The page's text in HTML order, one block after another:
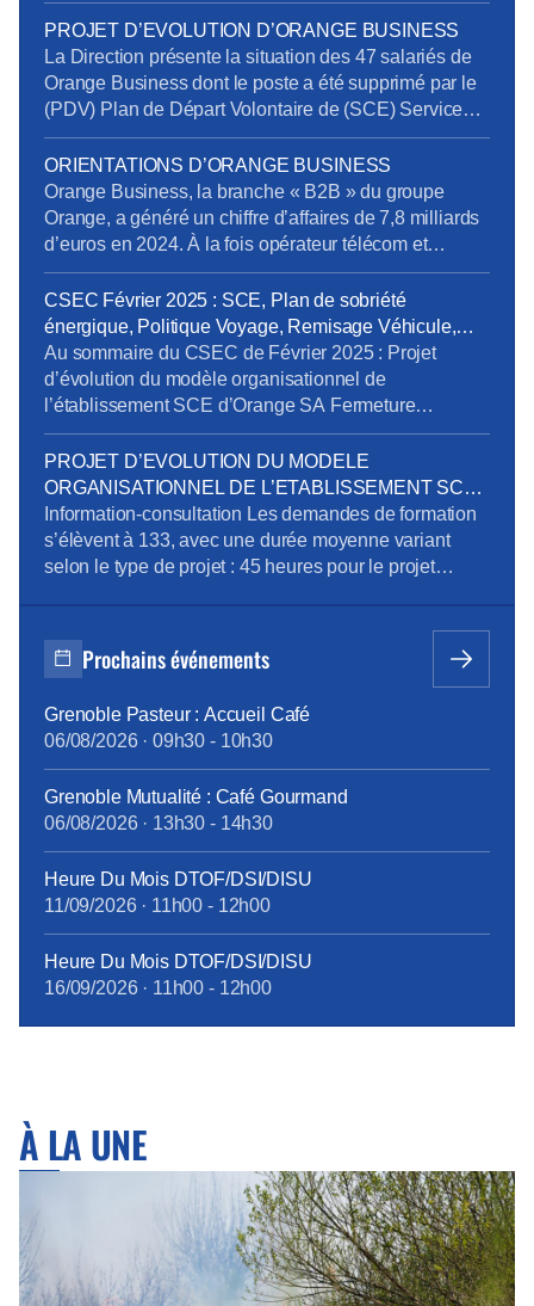
de la Commission Nationale de Prévention et de
Sécurité (CNPS) : La situation de RPS et un suicide
reconnu en accident du travail La dégradation […]
PROJET D’EVOLUTION D’ORANGE BUSINESS
La Direction présente la situation des 47 salariés de
Orange Business dont le poste a été supprimé par le
(PDV) Plan de Départ Volontaire de (SCE) Services
de Communication Entreprise) sans qu’ils aient été
volontaires. Rappelons en effet que la Direction s’était
engagée à retrouver des postes pour tous les salariés
impactés. Au 20 mars […]
ORIENTATIONS D’ORANGE BUSINESS
Orange Business, la branche « B2B » du groupe
Orange, a généré un chiffre d’affaires de 7,8 milliards
d’euros en 2024. À la fois opérateur télécom et
intégrateur numérique, elle sert une clientèle
mondiale via trois canaux : Entreprises France,
Grands Clients France et International. Ses services
se répartissent en trois segments : Télécom, Digital et
Intégration. […]
CSEC Février 2025 : SCE, Plan de sobriété
énergique, Politique Voyage, Remisage Véhicule,
Addictions
Au sommaire du CSEC de Février 2025 : Projet
d’évolution du modèle organisationnel de
l’établissement SCE d’Orange SA Fermeture
exceptionnelle de certains sites tertiaires dans le
cadre du plan de sobriété énergétique Mandatement
de la CPRPPST : Politique Voyage, Remisage
Véhicule, Situation de la prévention de l’addiction au
sein du groupe Orange Pour télécharger le […]
PROJET D’EVOLUTION DU MODELE
ORGANISATIONNEL DE L’ETABLISSEMENT SCE
D’ORANGE SA
Information-consultation Les demandes de formation
s’élèvent à 133, avec une durée moyenne variant
selon le type de projet : 45 heures pour le projet
présentiel ont été organisés pour aider les volontaires
à développer leurs compétences, avec des
Prochains événements
Grenoble Pasteur : Accueil Café
06/08/2026· 09h30 - 10h30
Grenoble Mutualité : Café Gourmand
06/08/2026· 13h30 - 14h30
Heure Du Mois DTOF/DSI/DISU
11/09/2026· 11h00 - 12h00
Heure Du Mois DTOF/DSI/DISU
16/09/2026· 11h00 - 12h00
À LA UNE